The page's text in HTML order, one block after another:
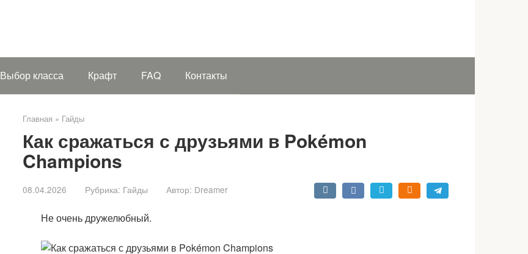
Выбор класса Крафт FAQ Контакты
Главная » Гайды
Как сражаться с друзьями в Pokémon
Champions
08.04.2026 Рубрика: Гайды Автор: Dreamer
Не очень дружелюбный.